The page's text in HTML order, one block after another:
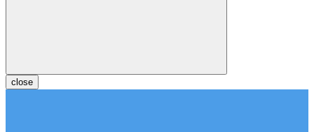
close